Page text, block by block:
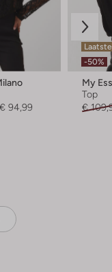
€ 94,99
-50%
Top
€